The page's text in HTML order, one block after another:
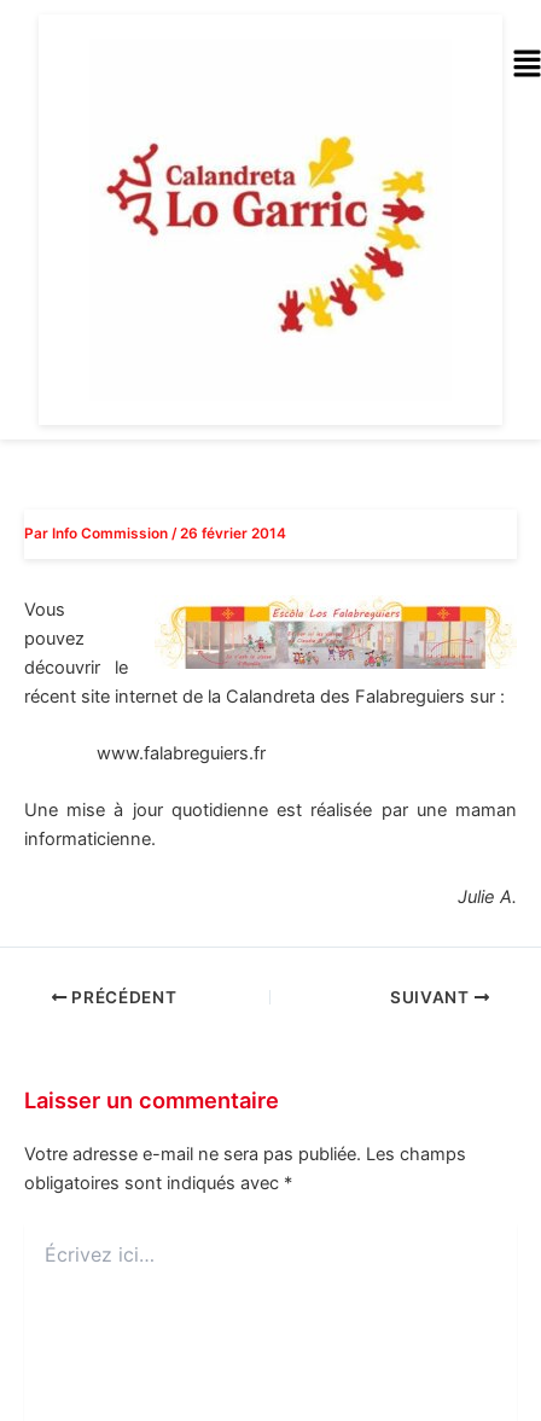
Par Info Commission /26 février 2014
Vous
pouvez
découvrir le
récent site internet de la Calandreta des Falabreguiers sur :
www.falabreguiers.fr
Une mise à jour quotidienne est réalisée par une maman
informaticienne.
Julie A.
PRÉCÉDENT SUIVANT
Laisser un commentaire
Votre adresse e-mail ne sera pas publiée. Les champs
obligatoires sont indiqués avec *
ici…